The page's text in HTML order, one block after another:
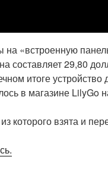
«встроенную
составляет 29,80
итоге
в магазине LilyGo
которого взята и